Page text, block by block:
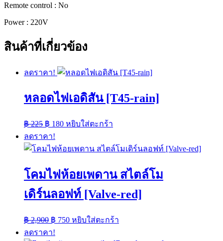
Remote control : No
Power : 220V
สินค้าที่เกี่ยวข้อง
ลดราคา!
หลอดไฟเอดิสัน [T45-rain]
฿225 Original
price
was:
฿ 225.
฿ 180Current
price
฿ 180.
หยิบใส่ตะกร้า
ลดราคา!
โคมไฟห้อยเพดาน สไตล์โม
เดิร์นลอฟท์ [Valve-red]
฿2,900 Original
price
was:
฿ 750Current
price
หยิบใส่ตะกร้า
ลดราคา!